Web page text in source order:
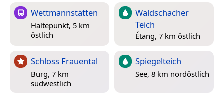
Wettmannstätten
Haltepunkt, 5 km
östlich
Waldschacher
Teich
Étang, 7 km östlich
Schloss Frauental
Burg, 7 km
südwestlich
Spiegelteich
See, 8 km nordöstlich